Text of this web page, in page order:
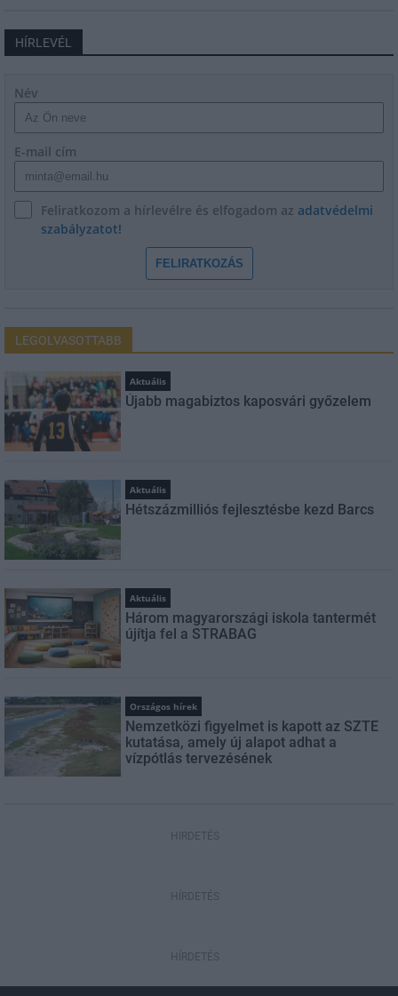
HÍRLEVÉL
Név
E-mail cím
Feliratkozom a hírlevélre és elfogadom az adatvédelmi
szabályzatot!
FELIRATKOZÁS
LEGOLVASOTTABB
Aktuális
Újabb magabiztos kaposvári győzelem
Aktuális
Hétszázmilliós fejlesztésbe kezd Barcs
Aktuális
Három magyarországi iskola tantermét
újítja fel a STRABAG
Országos hírek
Nemzetközi figyelmet is kapott az SZTE
kutatása, amely új alapot adhat a
vízpótlás tervezésének
HIRDETÉS
HÍRDETÉS
HÍRDETÉS